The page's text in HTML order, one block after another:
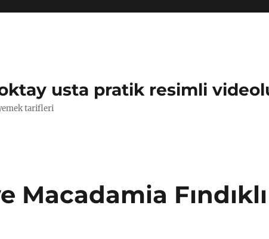
usta pratik resimli
tarifleri
Macadamia Fındıklı